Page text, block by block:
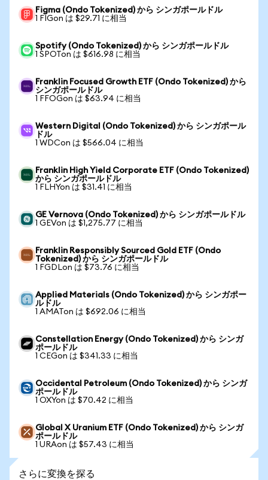
Figma (Ondo Tokenized) から シンガポールドル
1 FIGon は $29.71 に相当
Spotify (Ondo Tokenized) から シンガポールドル
1 SPOTon は $616.98 に相当
Franklin Focused Growth ETF (Ondo Tokenized) から
シンガポールドル
1 FFOGon は $63.94 に相当
Western Digital (Ondo Tokenized) から シンガポール
ドル
1 WDCon は $566.04 に相当
Franklin High Yield Corporate ETF (Ondo Tokenized)
から シンガポールドル
1 FLHYon は $31.41 に相当
GE Vernova (Ondo Tokenized) から シンガポールドル
1 GEVon は $1,275.77 に相当
Franklin Responsibly Sourced Gold ETF (Ondo
Tokenized) から シンガポールドル
1 FGDLon は $73.76 に相当
Applied Materials (Ondo Tokenized) から シンガポー
ルドル
1 AMATon は $692.06 に相当
Constellation Energy (Ondo Tokenized) から シンガ
ポールドル
1 CEGon は $341.33 に相当
Occidental Petroleum (Ondo Tokenized) から シンガ
ポールドル
1 OXYon は $70.42 に相当
Global X Uranium ETF (Ondo Tokenized) から シンガ
ポールドル
1 URAon は $57.43 に相当
さらに変換を探る